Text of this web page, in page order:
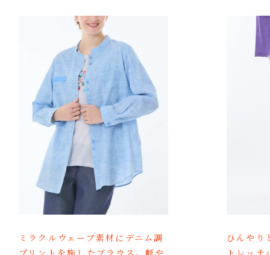
ミラクルウェーブ素材にデニム調
ひんやり